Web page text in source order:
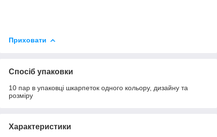
Приховати
Спосіб упаковки
10 пар в упаковці шкарпеток одного кольору, дизайну та
розміру
Характеристики